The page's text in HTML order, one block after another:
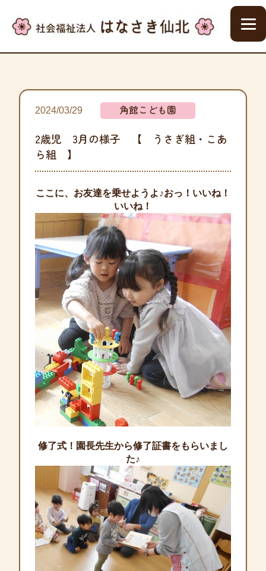
2024/03/29 角館こども園
2歳児 3月の様子 【 うさぎ組・こあ
ら組 】
ここに、お友達を乗せようよ♪おっ！いいね！
いいね！
修了式！園長先生から修了証書をもらいまし
た♪